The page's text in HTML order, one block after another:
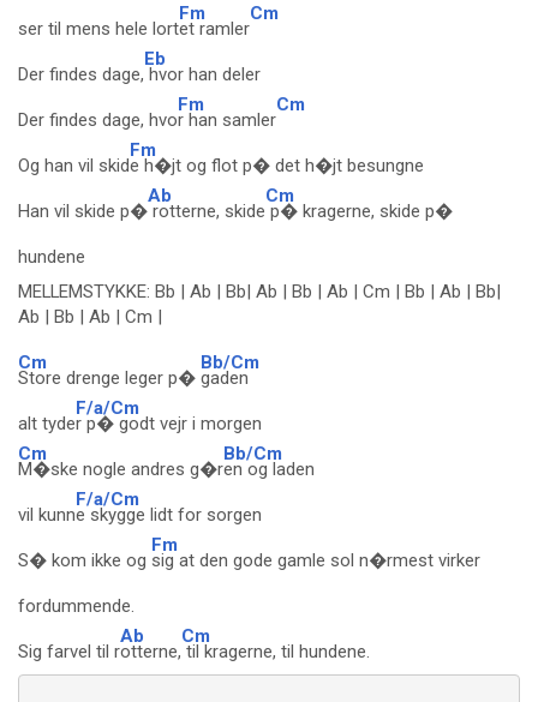
ser til mens hele lort
Fm
et ramler
Cm
Der findes dage,
Eb
hvor han deler
Der findes dage, hvo
Fm
r han samler
Cm
Og han vil skid
Fm
e h�jt og flot p� det h�jt besungne
Han vil skide p�
Ab
rotterne, skide
Cm
p� kragerne, skide p�
hundene
MELLEMSTYKKE: Bb | Ab | Bb| Ab | Bb | Ab | Cm | Bb | Ab | Bb|
Ab | Bb | Ab | Cm |
Cm
Store drenge leger p�
Bb/Cm
gaden
alt tyde
F/a/Cm
r p� godt vejr i morgen
Cm
M�ske nogle andres g�r
Bb/Cm
en og laden
vil kunn
F/a/Cm
e skygge lidt for sorgen
S� kom ikke og
Fm
sig at den gode gamle sol n�rmest virker
fordummende.
Sig farvel til r
Ab
otterne,
Cm
til kragerne, til hundene.